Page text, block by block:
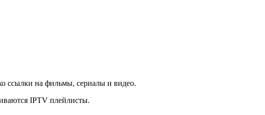
ссылки на фильмы, сериалы и видео.
IPTV плейлисты.